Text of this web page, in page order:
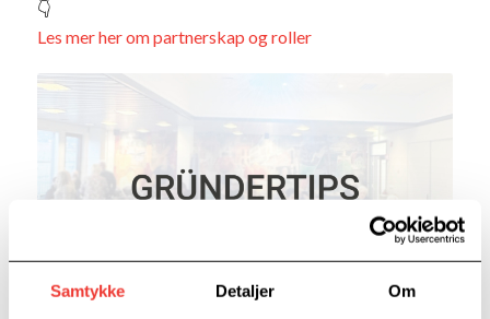
Samtykke Detaljer Om
Les mer her om partnerskap og roller